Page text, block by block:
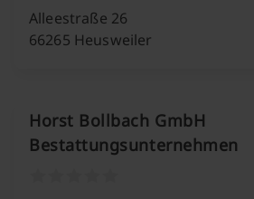
Alleestraße 26
66265 Heusweiler
Horst Bollbach GmbH
Bestattungsunternehmen